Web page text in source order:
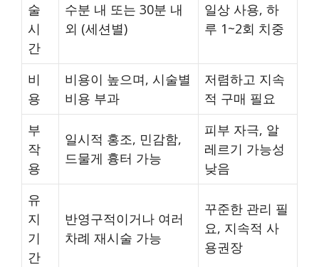
술
시
간
수분 내 또는 30분 내
외 (세션별)
일상 사용, 하
루 1~2회 치중
비
용
비용이 높으며, 시술별
비용 부과
저렴하고 지속
적 구매 필요
부
작
용
일시적 홍조, 민감함,
드물게 흉터 가능
피부 자극, 알
레르기 가능성
낮음
유
지
기
간
반영구적이거나 여러
차례 재시술 가능
꾸준한 관리 필
요, 지속적 사
용권장